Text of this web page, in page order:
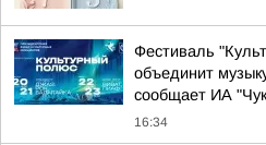
Фестиваль
объединит
сообщает ИА
16:34